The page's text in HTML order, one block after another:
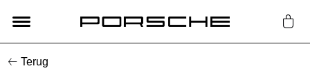
Lifestyle
Terug